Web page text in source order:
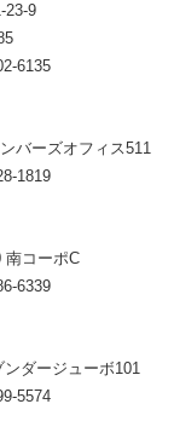
23-9
6135
バーズオフィス511
1819
コーポC
6339
ダージューボ101
5574